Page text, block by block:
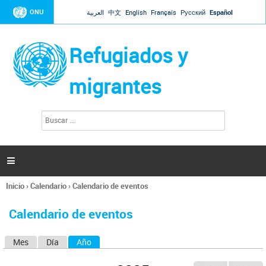
Jump to navigation
ONU العربية 中文 English Français Русский Español
Refugiados y
migrantes
l
s

Se
usted
Inicio›Calendario›Calendario de eventos
Calendario de eventos
Mes Día Año